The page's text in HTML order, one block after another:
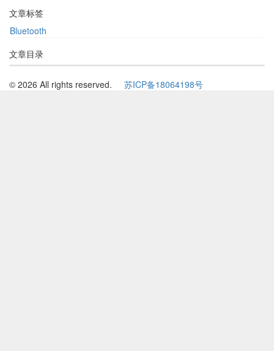
文章标签
Bluetooth
文章目录
© 2026 All rights reserved. 苏ICP备18064198号